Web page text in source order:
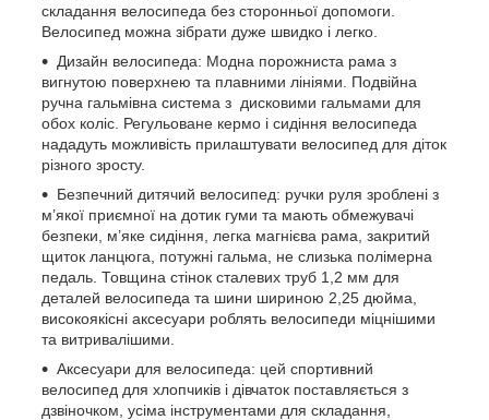
складання велосипеда без сторонньої допомоги.
Велосипед можна зібрати дуже швидко і легко.
Дизайн велосипеда: Модна порожниста рама з
вигнутою поверхнею та плавними лініями. Подвійна
ручна гальмівна система з дисковими гальмами для
обох коліс. Регульоване кермо і сидіння велосипеда
нададуть можливість прилаштувати велосипед для діток
різного зросту.
Безпечний дитячий велосипед: ручки руля зроблені з
м’якої приємної на дотик гуми та мають обмежувачі
безпеки, м’яке сидіння, легка магнієва рама, закритий
щиток ланцюга, потужні гальма, не слизька полімерна
педаль. Товщина стінок сталевих труб 1,2 мм для
деталей велосипеда та шини шириною 2,25 дюйма,
високоякісні аксесуари роблять велосипеди міцнішими
та витривалішими.
Аксесуари для велосипеда: цей спортивний
велосипед для хлопчиків і дівчаток поставляється з
дзвіночком, усіма інструментами для складання,